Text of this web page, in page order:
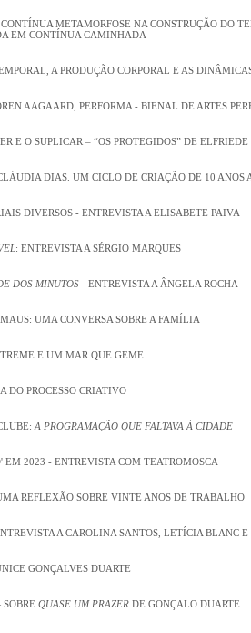
METAMORFOSE NA CONSTRUÇÃO DO
EM CONTÍNUA CAMINHADA
A PRODUÇÃO CORPORAL E AS
AAGAARD, PERFORMA - BIENAL DE ARTES
E O SUPLICAR – “OS PROTEGIDOS” DE
DIAS. UM CICLO DE CRIAÇÃO DE 10
DIVERSOS - ENTREVISTA A ELISABETE PAIVA
: ENTREVISTA A SÉRGIO MARQUES
DOS MINUTOS - ENTREVISTA A ÂNGELA ROCHA
MAUS: UMA CONVERSA SOBRE A FAMÍLIA
E UM MAR QUE GEME
DO PROCESSO CRIATIVO
A PROGRAMAÇÃO QUE FALTAVA À CIDADE
EM 2023 - ENTREVISTA COM TEATROMOSCA
REFLEXÃO SOBRE VINTE ANOS DE TRABALHO
A CAROLINA SANTOS, LETÍCIA BLANC
GONÇALVES DUARTE
QUASE UM PRAZER DE GONÇALO DUARTE